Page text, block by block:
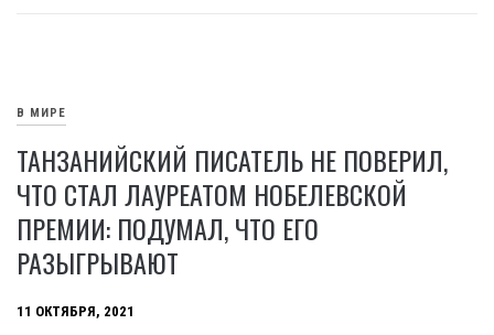
В МИРЕ
ТАНЗАНИЙСКИЙ ПИСАТЕЛЬ НЕ ПОВЕРИЛ,
ЧТО СТАЛ ЛАУРЕАТОМ НОБЕЛЕВСКОЙ
ПРЕМИИ: ПОДУМАЛ, ЧТО ЕГО
РАЗЫГРЫВАЮТ
11 ОКТЯБРЯ, 2021